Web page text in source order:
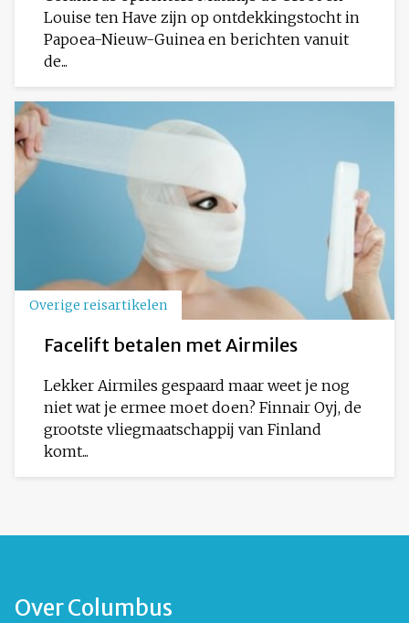
Louise ten Have zijn op ontdekkingstocht in
Papoea-Nieuw-Guinea en berichten vanuit
de...
Overige reisartikelen
Facelift betalen met Airmiles
Lekker Airmiles gespaard maar weet je nog
niet wat je ermee moet doen? Finnair Oyj, de
grootste vliegmaatschappij van Finland
komt...
Over Columbus